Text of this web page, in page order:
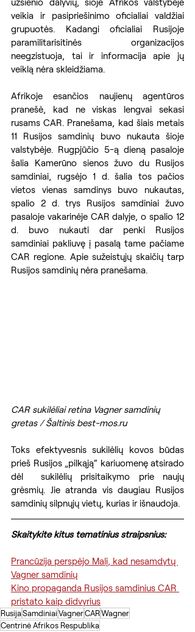
veikia ir pasipriešinimo oficialiai valdžiai
grupuotės. Kadangi oficialiai Rusijoje
paramilitarisitinės organizacijos
neegzistuoja, tai ir informacija apie jų
veiklą nėra skleidžiama.
Afrikoje esančios naujienų agentūros
pranešė, kad ne viskas lengvai sekasi
rusams CAR. Pranešama, kad šiais metais
11 Rusijos samdinių buvo nukauta šioje
valstybėje. Rugpjūčio 5-ą dieną pasaloje
šalia Kamerūno sienos žuvo du Rusijos
samdiniai, rugsėjo 1 d. šalia tos pačios
vietos vienas samdinys buvo nukautas,
spalio 2 d. trys Rusijos samdiniai žuvo
pasaloje vakarinėje CAR dalyje, o spalio 12
d. buvo nukauti dar penki Rusijos
samdiniai pakliuvę į pasalą tame pačiame
CAR regione. Apie sužeistųjų skaičių tarp
Rusijos samdinių nėra pranešama.
CAR sukilėliai retina Vagner samdinių
gretas / Šaltinis best-mos.ru
Toks efektyvesnis sukilėlių kovos būdas
prieš Rusijos „pilkąją“ kariuomenę atsirado
dėl  sukilėlių prisitaikymo prie naujų
grėsmių. Jie atranda vis daugiau Rusijos
samdinių silpnųjų vietų, kurias ir išnaudoja.
Skaitykite kitus tematinius straipsnius:
Prancūzija perspėjo Malį, kad nesamdytų
Vagner samdinių
Kino propaganda Rusijos samdinius CAR
pristato kaip didvyrius
RusijaSamdiniaiVagnerCARWagner
Centrinė Afrikos Respublika